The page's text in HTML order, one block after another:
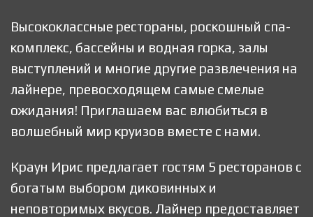
Высококлассные рестораны, роскошный спа-
комплекс, бассейны и водная горка, залы
выступлений и многие другие развлечения на
лайнере, превосходящем самые смелые
ожидания! Приглашаем вас влюбиться в
волшебный мир круизов вместе с нами.
Краун Ирис предлагает гостям 5 ресторанов с
богатым выбором диковинных и
неповторимых вкусов. Лайнер предоставляет